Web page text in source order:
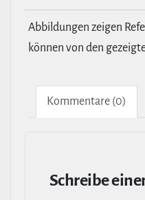
Abbildungen zeigen
können von den
Kom­men­tare (0)
Schreibe